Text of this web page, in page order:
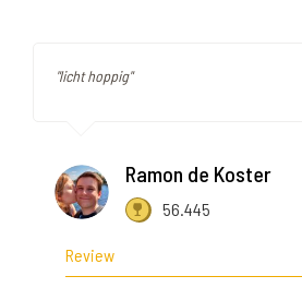
"licht hoppig"
Ramon de Koster
56.445
Review